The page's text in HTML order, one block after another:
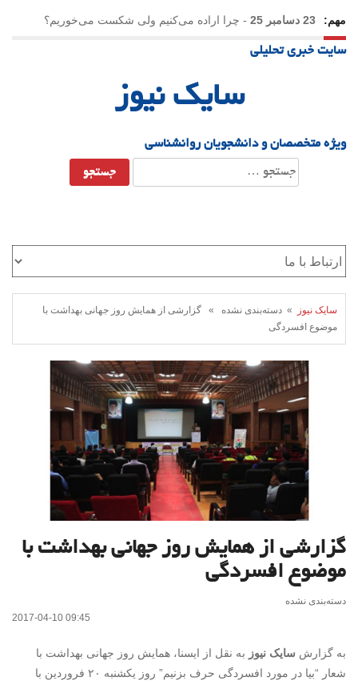
مهم: 23 دسامبر 25 - چرا اراده می‌کنیم ولی شکست می‌خوریم؟
21 دسامبر 25
سایت خبری تحلیلی
سایک نیوز
ویژه متخصصان و دانشجویان روانشناسی
جستجو
برای:
سایک نیوز
» دسته‌بندی نشده » گزارشی از همایش روز جهانی بهداشت با
موضوع افسردگی
گزارشی از همایش روز جهانی بهداشت با
موضوع افسردگی
دسته‌بندی نشده
2017-04-10 09:45
به گزارش سایک نیوز به نقل از ایسنا، همایش روز جهانی بهداشت با
شعار “بیا در مورد افسردگی حرف بزنیم” روز یکشنبه ۲۰ فروردین با